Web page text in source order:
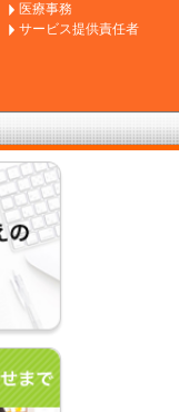
医療事務
サービス提供責任者